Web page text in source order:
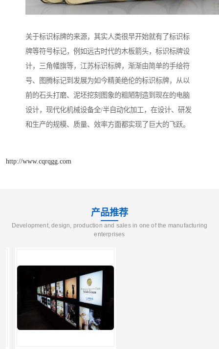
关于标识标牌的来源，其实人类很早开始就有了标识标
牌等符号标记，例如远古时代的木板箭头，标识标牌设
计，三角幡旗等，江苏标识标牌，渐渐由简单的手绘符
号、图腾标记到发展为如今精美绝伦的标识标牌，从以
前的石头打磨、泥坯挖刻图象的粗陋制造到现在的电脑
设计，现代化机械设备全/半自动化加工，在设计、研发
和生产的规模、质量、效率方面都实现了巨大的飞跃。
http://www.cqrqgg.com
产品推荐
Development, design, production and sales in one of the manufacturing
enterprises